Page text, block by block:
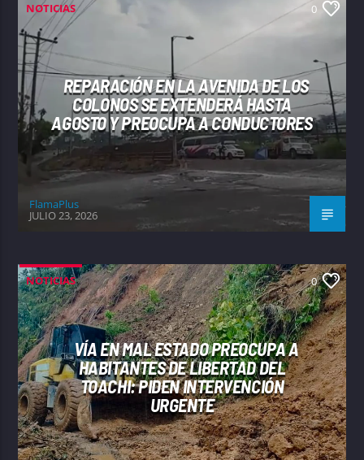
NOTICIAS 0
REPARACIÓN EN LA AVENIDA DE LOS
COLONOS SE EXTENDERÁ HASTA
AGOSTO Y PREOCUPA A CONDUCTORES
FlamaPlus
JULIO 23, 2026
NOTICIAS 0
VÍA EN MAL ESTADO PREOCUPA A
HABITANTES DE LIBERTAD DEL
TOACHI: PIDEN INTERVENCIÓN
URGENTE